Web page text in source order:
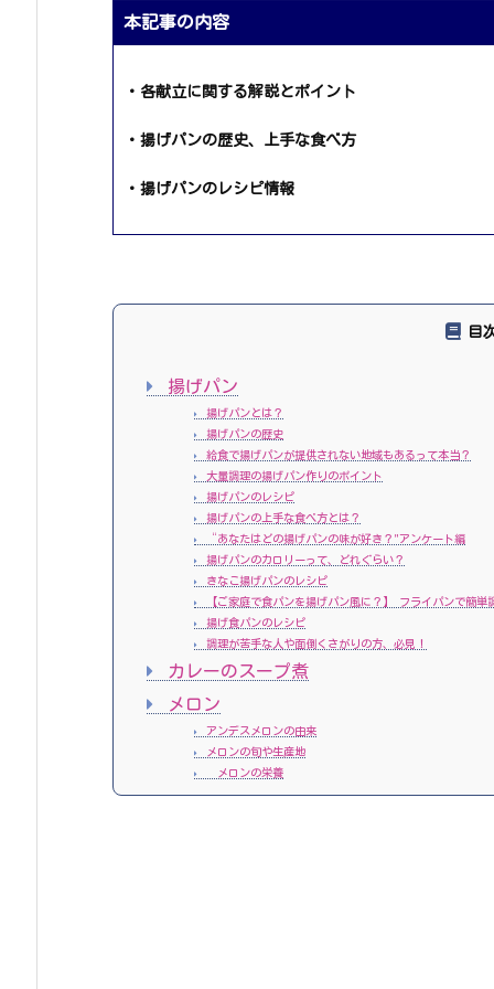
本記事の内容
・各献立に関する解説とポイント
・揚げパンの歴史、上手な食べ方
・揚げパンのレシピ情報
目
揚げパン
揚げパンとは？
揚げパンの歴史
給食で揚げパンが提供されない地域もあるって本当？
大量調理の揚げパン作りのポイント
揚げパンのレシピ
揚げパンの上手な食べ方とは？
“あなたはどの揚げパンの味が好き？"アンケート編
揚げパンのカロリーって、どれぐらい？
きなこ揚げパンのレシピ
【ご家庭で食パンを揚げパン風に？】 フライパンで簡単
揚げ食パンのレシピ
調理が苦手な人や面倒くさがりの方、必見！
カレーのスープ煮
メロン
アンデスメロンの由来
メロンの旬や生産地
メロンの栄養